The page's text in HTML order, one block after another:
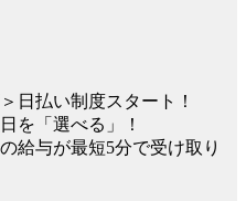
日払い制度スタート！
を「選べる」！
給与が最短5分で受け取り